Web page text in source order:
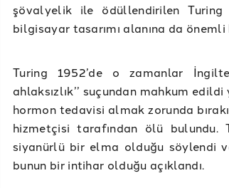
şövalyelik ile ödüllendirilen
bilgisayar tasarımı alanına da önemli
Turing 1952’de o zamanlar
ahlaksızlık’’ suçundan mahkum
hormon tedavisi almak zorunda
hizmetçisi tarafından ölü bulundu.
siyanürlü bir elma olduğu söylendi
bunun bir intihar olduğu açıklandı.